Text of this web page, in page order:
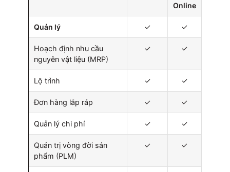
Online
Quản lý ✓ ✓
Hoạch định nhu cầu
nguyên vật liệu (MRP)
✓ ✓
Lộ trình ✓ ✓
Đơn hàng lắp ráp ✓ ✓
Quản lý chi phí ✓ ✓
Quản trị vòng đời sản
phẩm (PLM)
✓ ✓